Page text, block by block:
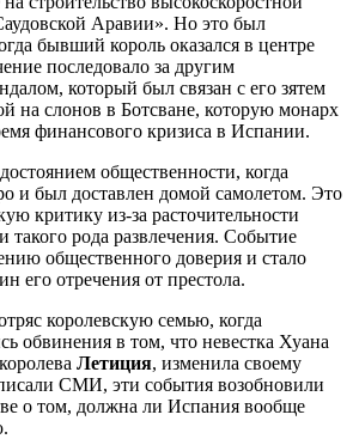
Аравии». Но это был
бывший король оказался в центре
последовало за другим
который был связан с его зятем
на слонов в Ботсване, которую монарх
финансового кризиса в Испании.
общественности, когда
и был доставлен домой самолетом. Это
критику из-за расточительности
такого рода развлечения. Событие
общественного доверия и стало
его отречения от престола.
королевскую семью, когда
обвинения в том, что невестка Хуана
Летиция, изменила своему
СМИ, эти события возобновили
о том, должна ли Испания вообще